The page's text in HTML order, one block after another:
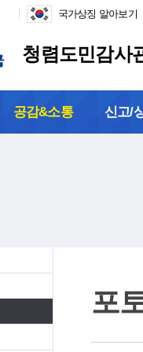
청렴도민감사
국가상징 알아보기
공감&소통 신고/
포